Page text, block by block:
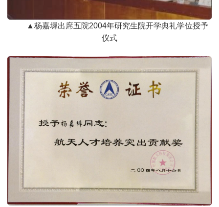
▲杨嘉墀出席五院2004年研究生院开学典礼学位授予
仪式